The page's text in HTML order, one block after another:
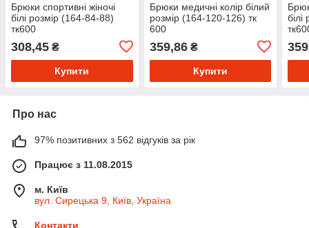
Брюки спортивні жіночі
білі розмір (164-84-88)
тк600
308,45 ₴
Купити
Брюки медичні колір білий
розмір (164-120-126) тк
600
359,86₴
Купити
Про нас
97% позитивних з 562 відгуків за рік
Працює з 11.08.2015
м. Київ
вул. Сирецька 9, Київ, Україна
Контакти